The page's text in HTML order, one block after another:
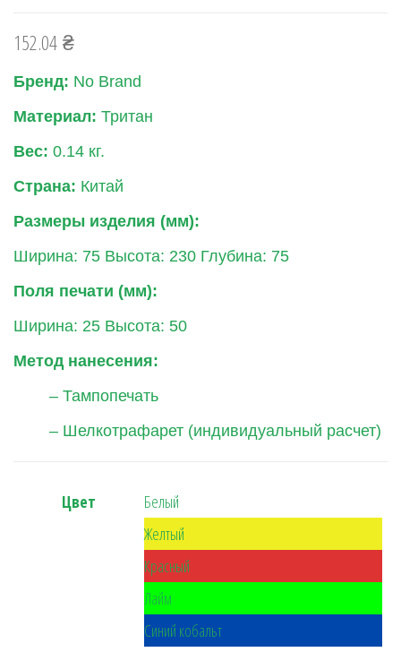
152.04₴
Бренд: No Brand
Материал: Тритан
Вес: 0.14 кг.
Страна: Китай
Размеры изделия (мм):
Ширина: 75 Высота: 230 Глубина: 75
Поля печати (мм):
Ширина: 25 Высота: 50
Метод нанесения:
– Тампопечать
– Шелкотрафарет (индивидуальный расчет)
Цвет
Белый
Желтый
Красный
Лайм
Синий кобальт